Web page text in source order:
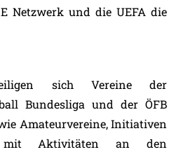
Netzwerk und die UEFA die
sich Vereine der
Bundesliga und der ÖFB
Amateurvereine, Initiativen
mit Aktivitäten an den